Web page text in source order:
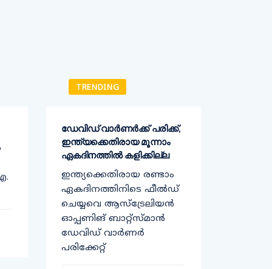
TRENDING
ഡേവിഡ് വാര്‍ണര്‍ക്ക് പരിക്ക്,
ഇന്ത്യക്കെതിരായ മൂന്നാം
ഏകദിനത്തില്‍ കളിക്കില്ല
ഇന്ത്യക്കെതിരായ രണ്ടാം
ഏകദിനത്തിനിടെ ഫീൽഡ്
ചെയ്യവെ ആസ്‌ട്രേലിയന്‍
ഓപ്പണിങ് ബാറ്റ്സ്മാന്‍
ഡേവിഡ് വാർണർ
പരിക്കേറ്റ്